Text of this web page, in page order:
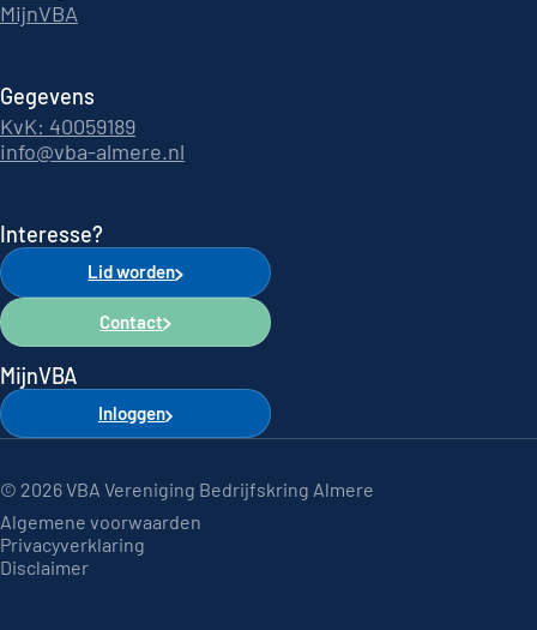
MijnVBA
Gegevens
KvK: 40059189
info@vba-almere.nl
Interesse?
Lid worden
Contact
MijnVBA
Inloggen
© 2026 VBA Vereniging Bedrijfskring Almere
Algemene voorwaarden
Privacyverklaring
Disclaimer